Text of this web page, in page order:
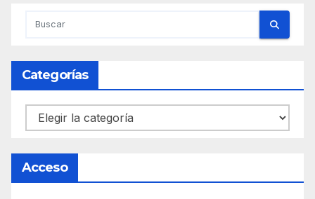
Categorías
Categorías
Acceso